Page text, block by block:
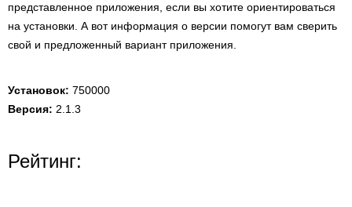
представленное приложения, если вы хотите ориентироваться
на установки. А вот информация о версии помогут вам сверить
свой и предложенный вариант приложения.
Установок: 750000
Версия: 2.1.3
Рейтинг: